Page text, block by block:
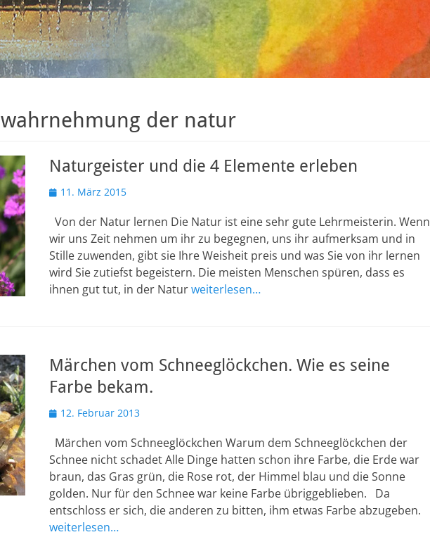
wahrnehmung der natur
Naturgeister und die 4 Elemente erleben
Veröffentlicht
11. März 2015
Von der Natur lernen Die Natur ist eine sehr gute Lehrmeisterin. Wenn
wir uns Zeit nehmen um ihr zu begegnen, uns ihr aufmerksam und in
Stille zuwenden, gibt sie Ihre Weisheit preis und was Sie von ihr lernen
wird Sie zutiefst begeistern. Die meisten Menschen spüren, dass es
ihnen gut tut, in der Naturweiterlesen…
Märchen vom Schneeglöckchen. Wie es seine
Farbe bekam.
Veröffentlicht
12. Februar 2013
Märchen vom Schneeglöckchen Warum dem Schneeglöckchen der
Schnee nicht schadet Alle Dinge hatten schon ihre Farbe, die Erde war
braun, das Gras grün, die Rose rot, der Himmel blau und die Sonne
golden. Nur für den Schnee war keine Farbe übriggeblieben. Da
entschloss er sich, die anderen zu bitten, ihm etwas Farbe abzugeben.
weiterlesen…